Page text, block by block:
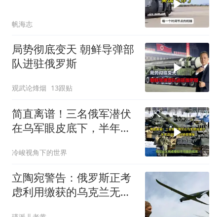
帆海志
局势彻底变天 朝鲜导弹部
队进驻俄罗斯
观武论烽烟 13跟贴
简直离谱！三名俄军潜伏
在乌军眼皮底下，半年送
冷峻视角下的世界
立陶宛警告：俄罗斯正考
虑利用缴获的乌克兰无人